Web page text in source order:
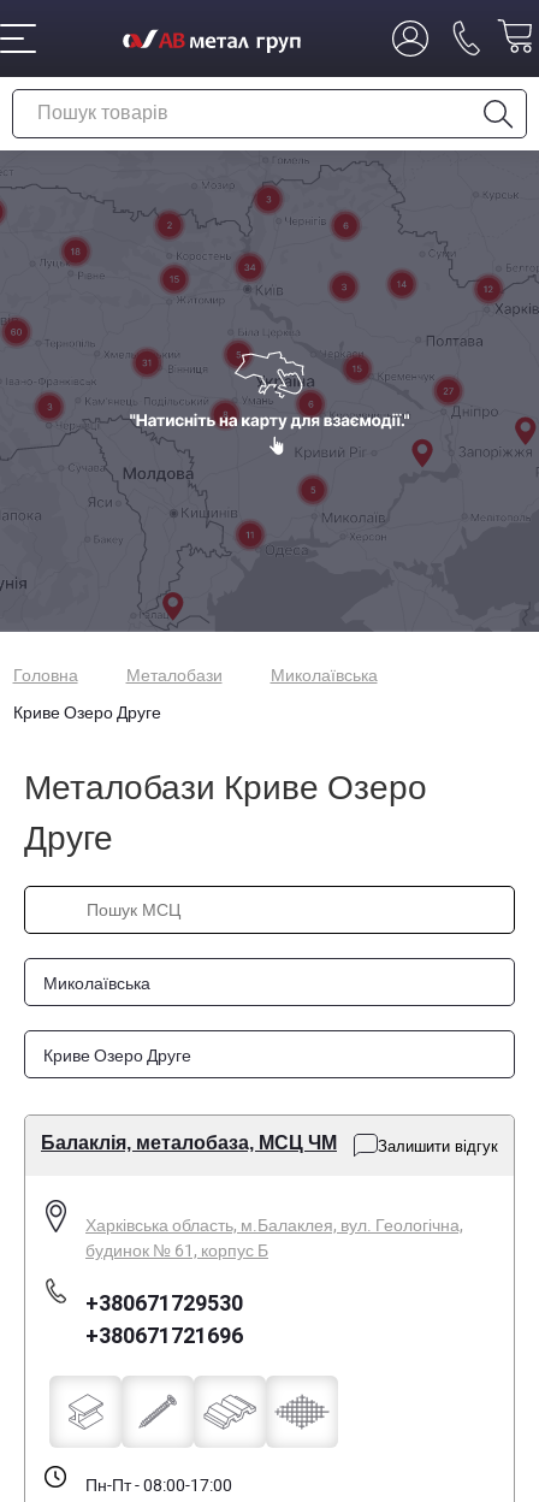
Головна Металобази
Миколаївська
Криве Озеро Друге
Металобази Криве Озеро
Друге
Миколаївська
Криве Озеро Друге
Балаклія, металобаза, МСЦ ЧМ Залишити відгук
Харківська область, м.Балаклея, вул. Геологічна,
будинок № 61, корпус Б
+380671729530
+380671721696
Пн-Пт - 08:00-17:00